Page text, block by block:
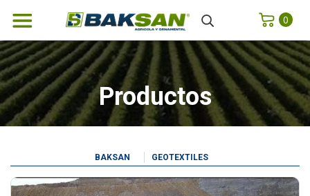
0
Productos
BAKSAN GEOTEXTILES